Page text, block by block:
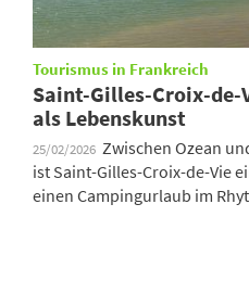
Tourismus in Frankreich
Saint-Gilles-Croix-de-
als Lebenskunst
25/02/2026 Zwischen Ozean
ist Saint-Gilles-Croix-de-Vie
einen Campingurlaub im